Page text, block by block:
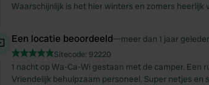
Waarschijnlijk is het hier winters en zomers heerlijk
Een locatie beoordeeld—meer dan 1 jaar
Sitecode: 92220
1 nacht op Wa-Ca-Wi gestaan met de camper. Een
Vriendelijk behulpzaam personeel. Super netjes